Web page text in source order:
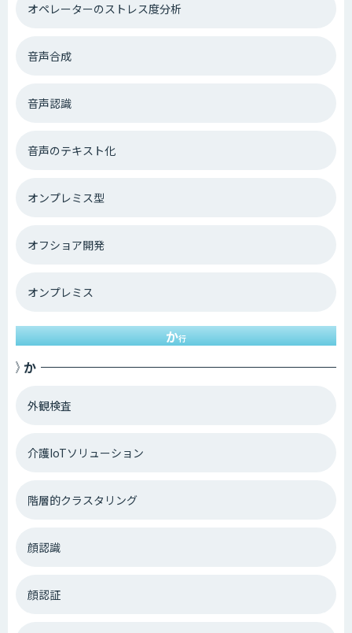
オペレーターのストレス度分析
音声合成
音声認識
音声のテキスト化
オンプレミス型
オフショア開発
オンプレミス
か行
か
外観検査
介護IoTソリューション
階層的クラスタリング
顔認識
顔認証